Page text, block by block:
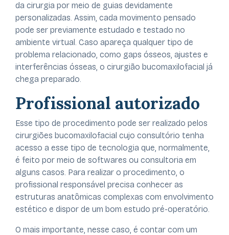
da cirurgia por meio de guias devidamente
personalizadas. Assim, cada movimento pensado
pode ser previamente estudado e testado no
ambiente virtual. Caso apareça qualquer tipo de
problema relacionado, como gaps ósseos, ajustes e
interferências ósseas, o cirurgião bucomaxilofacial já
chega preparado.
Profissional autorizado
Esse tipo de procedimento pode ser realizado pelos
cirurgiões bucomaxilofacial cujo consultório tenha
acesso a esse tipo de tecnologia que, normalmente,
é feito por meio de softwares ou consultoria em
alguns casos. Para realizar o procedimento, o
profissional responsável precisa conhecer as
estruturas anatômicas complexas com envolvimento
estético e dispor de um bom estudo pré-operatório.
O mais importante, nesse caso, é contar com um